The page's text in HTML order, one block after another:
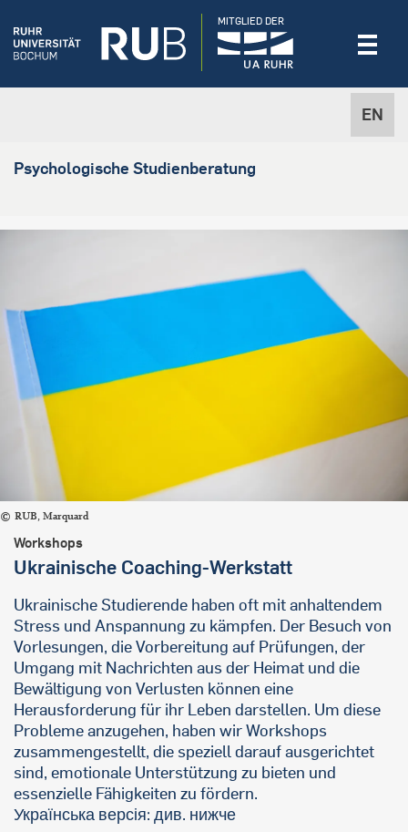
EN
MITGLIED DER
Psychologische Studienberatung
RUB, Marquard
Workshops
Ukrainische Coaching-Werkstatt
Ukrainische Studierende haben oft mit anhaltendem
Stress und Anspannung zu kämpfen. Der Besuch von
Vorlesungen, die Vorbereitung auf Prüfungen, der
Umgang mit Nachrichten aus der Heimat und die
Bewältigung von Verlusten können eine
Herausforderung für ihr Leben darstellen. Um diese
Probleme anzugehen, haben wir Workshops
zusammengestellt, die speziell darauf ausgerichtet
sind, emotionale Unterstützung zu bieten und
essenzielle Fähigkeiten zu fördern.
Українська версія: див. нижче